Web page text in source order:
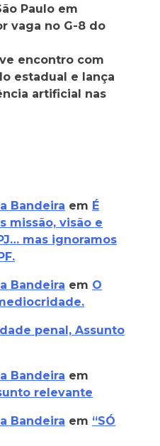
Paulo em
vaga no G-8 do
encontro com
estadual e lança
artificial nas
Bandeira em É
missão, visão e
mas ignoramos
Bandeira em O
penal, Assunto
Bandeira em
relevante
Bandeira em “SÓ